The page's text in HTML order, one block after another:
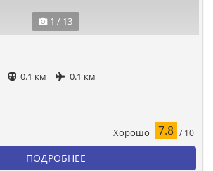
1 / 13
0.1 км
0.1 км
Хорошо 7.8 / 10
ПОДРОБНЕЕ